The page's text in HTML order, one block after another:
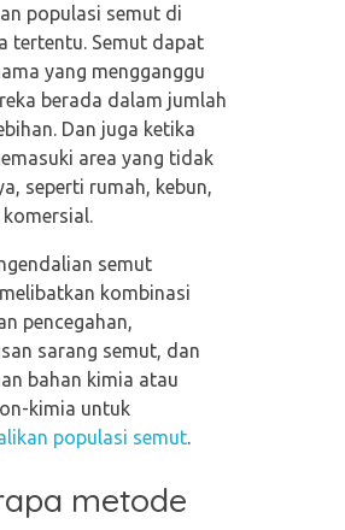
populasi semut di
tertentu. Semut dapat
yang mengganggu
berada dalam jumlah
Dan juga ketika
area yang tidak
seperti rumah, kebun,
semut
kombinasi
pencegahan,
sarang semut, dan
bahan kimia atau
kimia untuk
populasi semut.
metode